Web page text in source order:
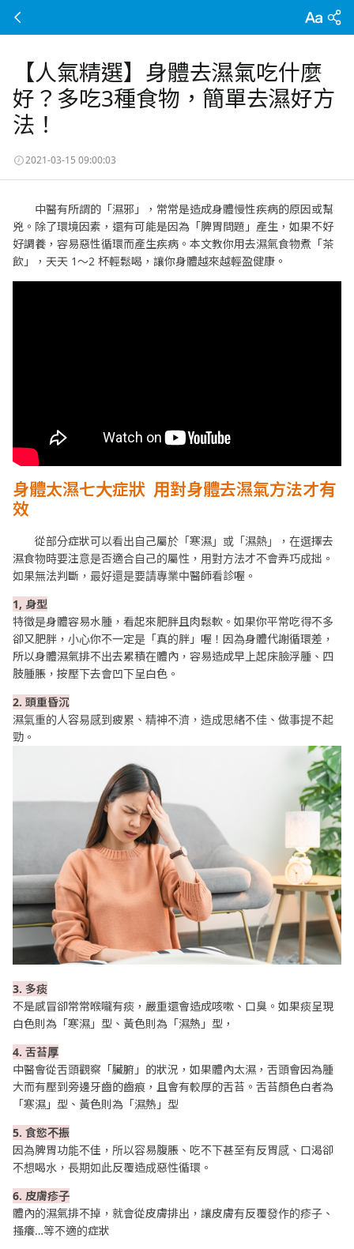
【人氣精選】身體去濕氣吃什麼
好？多吃3種食物，簡單去濕好方
法！
2021-03-15 09:00:03
中醫有所謂的「濕邪」，常常是造成身體慢性疾病的原因或幫
兇。除了環境因素，還有可能是因為「脾胃問題」產生，如果不好
好調養，容易惡性循環而產生疾病。本文教你用去濕氣食物煮「茶
飲」，天天 1～2 杯輕鬆喝，讓你身體越來越輕盈健康。
身體太濕七大症狀 用對身體去濕氣方法才有
效
從部分症狀可以看出自己屬於「寒濕」或「濕熱」，在選擇去
濕食物時要注意是否適合自己的屬性，用對方法才不會弄巧成拙。
如果無法判斷，最好還是要請專業中醫師看診喔。
1, 身型
特徵是身體容易水腫，看起來肥胖且肉鬆軟。如果你平常吃得不多
卻又肥胖，小心你不一定是「真的胖」喔！因為身體代謝循環差，
所以身體濕氣排不出去累積在體內，容易造成早上起床臉浮腫、四
肢腫脹，按壓下去會凹下呈白色。
2. 頭重昏沉
濕氣重的人容易感到疲累、精神不濟，造成思緒不佳、做事提不起
勁。
3. 多痰
不是感冒卻常常喉嚨有痰，嚴重還會造成咳嗽、口臭。如果痰呈現
白色則為「寒濕」型、黃色則為「濕熱」型，
4. 舌苔厚
中醫會從舌頭觀察「臟腑」的狀況，如果體內太濕，舌頭會因為腫
大而有壓到旁邊牙齒的齒痕，且會有較厚的舌苔。舌苔顏色白者為
「寒濕」型、黃色則為「濕熱」型
5. 食慾不振
因為脾胃功能不佳，所以容易腹脹、吃不下甚至有反胃感、口渴卻
不想喝水，長期如此反覆造成惡性循環。
6. 皮膚疹子
體內的濕氣排不掉，就會從皮膚排出，讓皮膚有反覆發作的疹子、
搔癢…等不適的症狀